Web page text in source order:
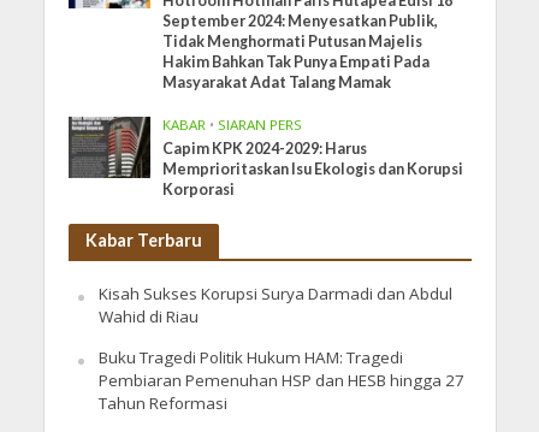
September 2024: Menyesatkan Publik,
Tidak Menghormati Putusan Majelis
Hakim Bahkan Tak Punya Empati Pada
Masyarakat Adat Talang Mamak
KABAR • SIARAN PERS
Capim KPK 2024-2029: Harus
Memprioritaskan Isu Ekologis dan Korupsi
Korporasi
Kabar Terbaru
Kisah Sukses Korupsi Surya Darmadi dan Abdul
Wahid di Riau
Buku Tragedi Politik Hukum HAM: Tragedi
Pembiaran Pemenuhan HSP dan HESB hingga 27
Tahun Reformasi